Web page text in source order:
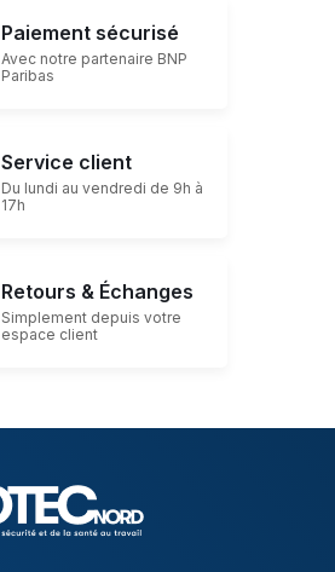
Paiement sécurisé
Avec notre partenaire BNP
Paribas
Service client
Du lundi au vendredi de 9h à
17h
Retours & Échanges
Simplement depuis votre
espace client